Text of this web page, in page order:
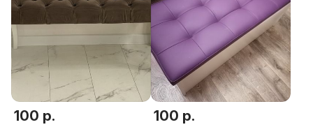
100 р. 100 р.